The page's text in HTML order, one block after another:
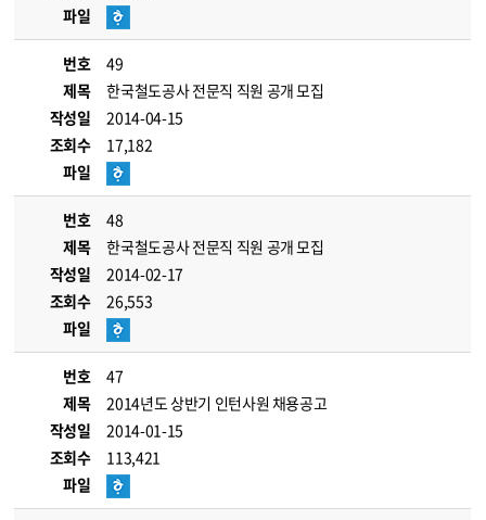
파일
번호
49
제목
한국철도공사 전문직 직원 공개 모집
작성일
2014-04-15
조회수
17,182
파일
번호
48
제목
한국철도공사 전문직 직원 공개 모집
작성일
2014-02-17
조회수
26,553
파일
번호
47
제목
2014년도 상반기 인턴사원 채용공고
작성일
2014-01-15
조회수
113,421
파일